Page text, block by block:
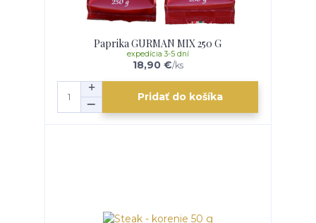
Paprika GURMAN MIX 250 G
18,90 €/ks
expedícia 3-5 dní
Pridať do košíka